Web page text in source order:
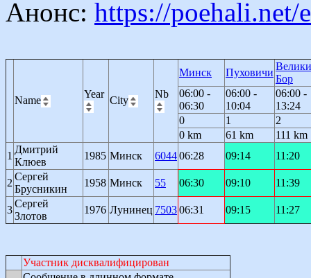
Анонс: https://poehali.net/
Name
Year
City
Nb
Минск Пуховичи
Бор
06:00 -
06:30
06:00 -
10:04
06:00 -
13:24
0
1
2
0 km
61 km
111 km
1
Дмитрий
Клюев
1985 Минск 604406:28 09:14 11:20
2
Сергей
Брусникин
1958 Минск 55 06:30 09:10 11:39
3
Сергей
Злотов
1976 Лунинец 750306:31 09:15 11:27
Участник дисквалифицирован